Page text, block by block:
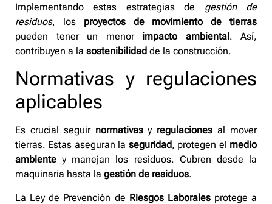
Implementando estas estrategias de gestión de
residuos, los proyectos de movimiento de tierras
pueden tener un menor impacto ambiental. Así,
contribuyen a la sostenibilidad de la construcción.
Normativas y regulaciones
aplicables
Es crucial seguir normativasy regulaciones al mover
tierras. Estas aseguran la seguridad, protegen el medio
ambiente y manejan los residuos. Cubren desde la
maquinaria hasta la gestión de residuos.
La Ley de Prevención de Riesgos Laboralesprotege a